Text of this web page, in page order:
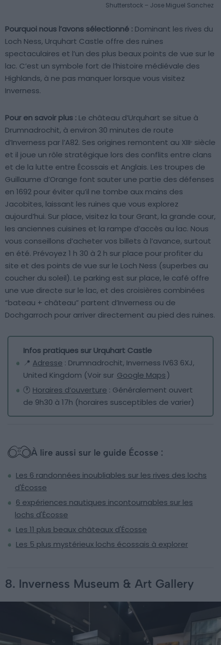
Shutterstock – Jose Miguel Sanchez
Pourquoi nous l’avons sélectionné : Dominant les rives du
Loch Ness, Urquhart Castle offre des ruines
spectaculaires et l’un des plus beaux points de vue sur le
lac. C’est un symbole fort de l’histoire médiévale des
Highlands, à ne pas manquer lorsque vous visitez
Inverness.
Pour en savoir plus : Le château d’Urquhart se situe à
Drumnadrochit, à environ 30 minutes de route
d’Inverness par l’A82. Ses origines remontent au XIIIᵉ siècle
et il joue un rôle stratégique lors des conflits entre clans
et de la lutte entre Écossais et Anglais. Les troupes de
Guillaume d’Orange font sauter une partie des défenses
en 1692 pour éviter qu’il ne tombe aux mains des
Jacobites, laissant les ruines que vous explorez
aujourd’hui. Sur place, visitez la tour Grant, la grande cour,
les anciennes cuisines et la rampe d’accès au lac. Nous
vous conseillons d’acheter vos billets à l’avance, surtout
en été. Prévoyez 1 h 30 à 2 h sur place pour profiter du
site et des points de vue sur le Loch Ness (superbes au
coucher du soleil). Le parking est sur place, le café offre
une vue directe sur le lac, et des croisières combinées
“bateau + château” partent d’Inverness ou de
Dochgarroch pour arriver directement au pied des ruines.
Infos pratiques sur Urquhart Castle
📍 Adresse : Drumnadrochit, Inverness IV63 6XJ,
United Kingdom (Voir sur Google Maps)
🕐 Horaires d’ouverture : Généralement ouvert
de 9h30 à 17h (horaires susceptibles de varier)
À lire aussi sur le guide Écosse :
Les 6 randonnées inoubliables sur les rives des lochs
d'Écosse
6 expériences nautiques incontournables sur les
lochs d'Écosse
Les 11 plus beaux châteaux d'Écosse
Les 5 plus mystérieux lochs écossais à explorer
8. Inverness Museum & Art Gallery